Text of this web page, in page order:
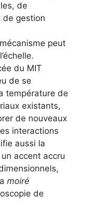
de
gestion
peut
du MIT
de se
température de
existants,
de nouveaux
interactions
aussi la
accent accru
moiré
de